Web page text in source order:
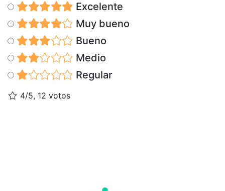
Excelente
Muy bueno
Bueno
Medio
Regular
4/5, 12 votos